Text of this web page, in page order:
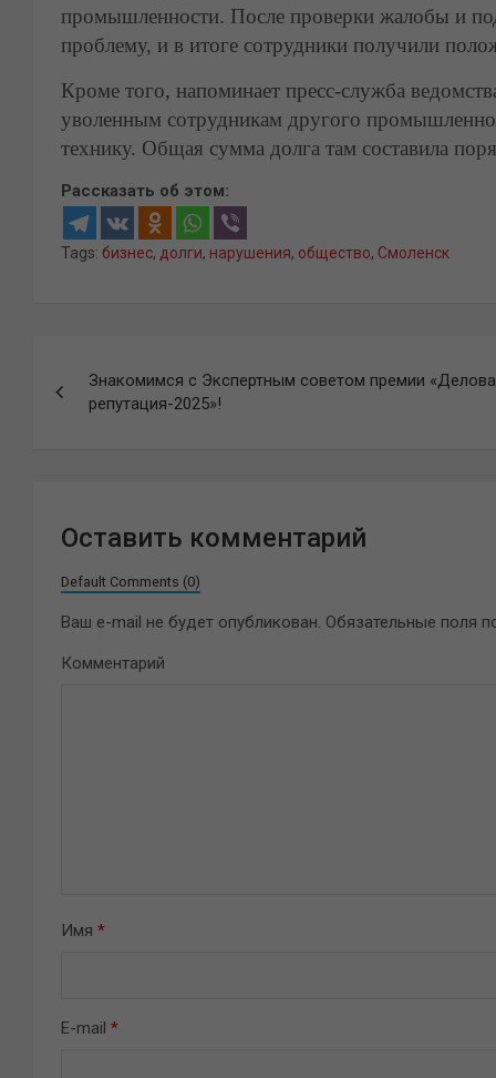
промышленности. После проверки жалобы и
проблему, и в итоге сотрудники получили
Кроме того, напоминает пресс-служба
уволенным сотрудникам другого
технику. Общая сумма долга там составила
Рассказать об этом:
Tags: бизнес, долги, нарушения, общество, Смоленск
по
Знакомимся с Экспертным советом премии
репутация-2025»!
Оставить комментарий
Default Comments (0)
Ваш e-mail не будет опубликован. Обязательные поля
Комментарий
Имя *
E-mail *